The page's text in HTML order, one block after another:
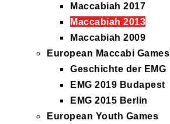
Maccabiah 2017
Maccabiah 2013
Maccabiah 2009
European Maccabi Games
Geschichte der EMG
EMG 2019 Budapest
EMG 2015 Berlin
European Youth Games